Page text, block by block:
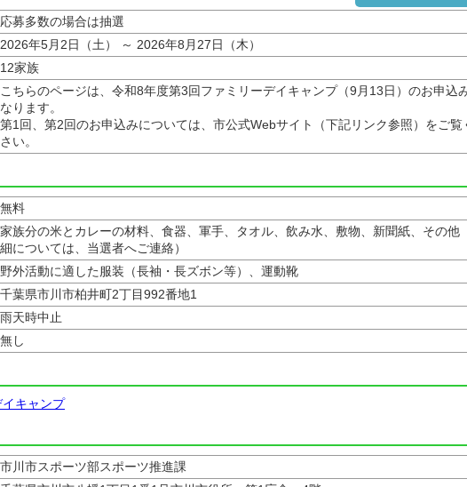
応募多数の場合は抽選
2026年5月2日（土） ～ 2026年8月27日（木）
12家族
こちらのページは、令和8年度第3回ファミリーデイキャンプ（9月13日）のお申込
なります。
第1回、第2回のお申込みについては、市公式Webサイト（下記リンク参照）をご覧
さい。
無料
家族分の米とカレーの材料、食器、軍手、タオル、飲み水、敷物、新聞紙、その他
細については、当選者へご連絡）
野外活動に適した服装（長袖・長ズボン等）、運動靴
千葉県市川市柏井町2丁目992番地1
雨天時中止
無し
キャンプ
市川市スポーツ部スポーツ推進課